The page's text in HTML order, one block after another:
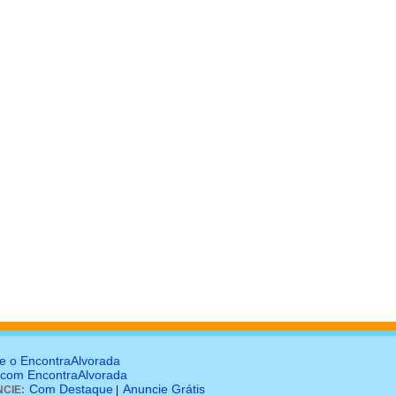
o EncontraAlvorada
EncontraAlvorada
Com Destaque Anuncie Grátis